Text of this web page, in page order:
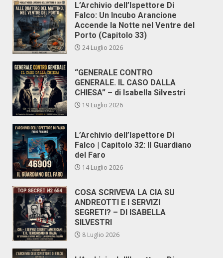
L’Archivio dell’Ispettore Di
Falco: Un Incubo Arancione
Accende la Notte nel Ventre del
Porto (Capitolo 33)
24 Luglio 2026
“GENERALE CONTRO
GENERALE. IL CASO DALLA
CHIESA” – di Isabella Silvestri
19 Luglio 2026
L’Archivio dell’Ispettore Di
Falco | Capitolo 32: Il Guardiano
del Faro
14 Luglio 2026
COSA SCRIVEVA LA CIA SU
ANDREOTTI E I SERVIZI
SEGRETI? – DI ISABELLA
SILVESTRI
8 Luglio 2026